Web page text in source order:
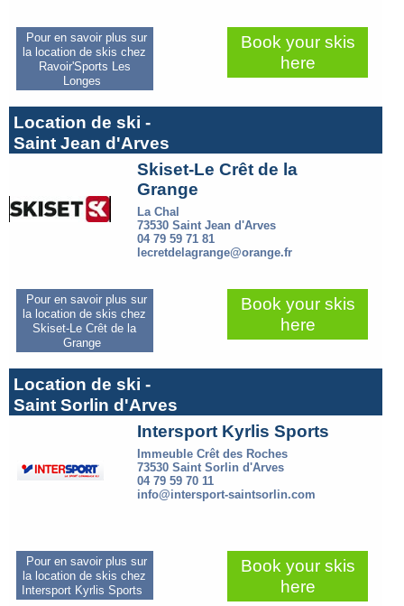
Pour en savoir plus sur
la location de skis chez
Ravoir'Sports Les
Longes
Book your skis
here
Location de ski -
Saint Jean d'Arves
Skiset-Le Crêt de la
Grange
La Chal
73530 Saint Jean d'Arves
04 79 59 71 81
lecretdelagrange@orange.fr
Pour en savoir plus sur
la location de skis chez
Skiset-Le Crêt de la
Grange
Book your skis
here
Location de ski -
Saint Sorlin d'Arves
Intersport Kyrlis Sports
Immeuble Crêt des Roches
73530 Saint Sorlin d'Arves
04 79 59 70 11
info@intersport-saintsorlin.com
Pour en savoir plus sur
la location de skis chez
Intersport Kyrlis Sports
Book your skis
here